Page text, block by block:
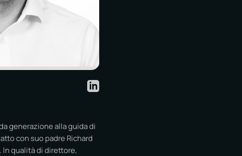
generazione alla guida di
con suo padre Richard
In qualità di direttore,